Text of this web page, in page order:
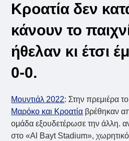
Κροατία δεν
κάνουν το
ήθελαν κι έτσι
0-0.
Μουντιάλ 2022: Στην πρεμιέρα
Μαρόκο και Κροατία βρέθηκαν
ομάδα εξουδετέρωσε την άλλη.
στο «Al Bayt Stadium»,